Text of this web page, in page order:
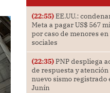
(22:55)EE.UU.:
Meta a pagar US$ 567
por caso de menores
sociales
(22:35)PNP despliega
de respuesta y atención
nuevo sismo registrado
Junín